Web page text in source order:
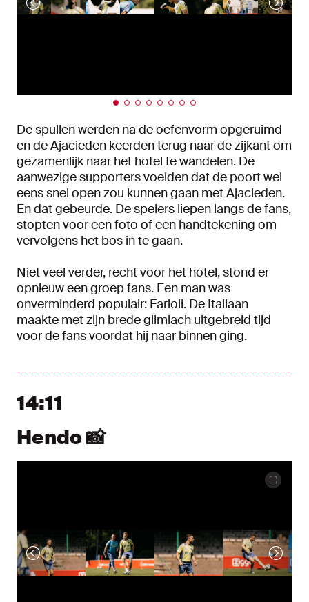
De spullen werden na de oefenvorm opgeruimd
en de Ajacieden keerden terug naar de zijkant om
gezamenlijk naar het hotel te wandelen. De
aanwezige supporters voelden dat de poort wel
eens snel open zou kunnen gaan met Ajacieden.
En dat gebeurde. De spelers liepen langs de fans,
stopten voor een foto of een handtekening om
vervolgens het bos in te gaan.
Niet veel verder, recht voor het hotel, stond er
opnieuw een groep fans. Een man was
onverminderd populair: Farioli. De Italiaan
maakte met zijn brede glimlach uitgebreid tijd
voor de fans voordat hij naar binnen ging.
14:11
Hendo 📸